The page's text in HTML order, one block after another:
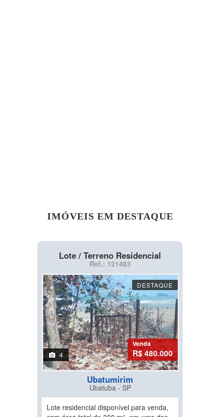
IMÓVEIS EM DESTAQUE
Lote / Terreno Residencial
Ref.: 121483
DESTAQUE
4
Venda
R$ 480.000
Ubatumirim
Ubatuba - SP
Lote residencial disponível para venda,